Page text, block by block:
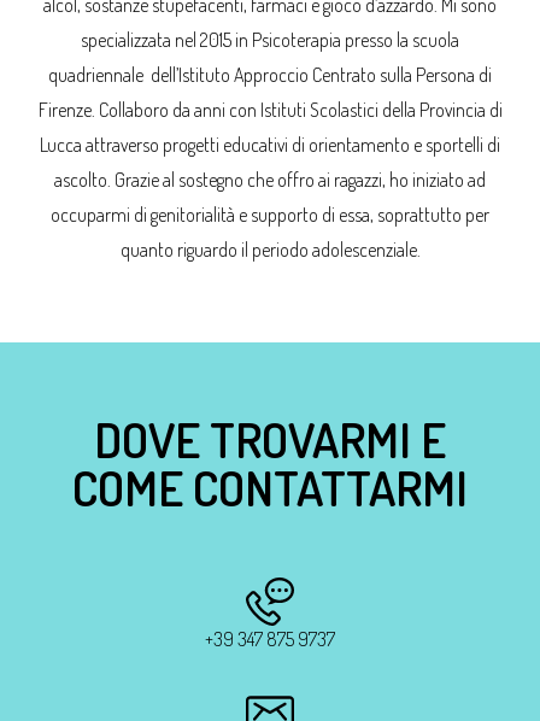
specializzata nel 2015 in Psicoterapia presso la scuola
quadriennale dell’Istituto Approccio Centrato sulla Persona di
Firenze. Collaboro da anni con Istituti Scolastici della Provincia di
Lucca attraverso progetti educativi di orientamento e sportelli di
ascolto. Grazie al sostegno che offro ai ragazzi, ho iniziato ad
occuparmi di genitorialità e supporto di essa, soprattutto per
quanto riguardo il periodo adolescenziale.
DOVE TROVARMI E
COME CONTATTARMI
+39 347 875 9737